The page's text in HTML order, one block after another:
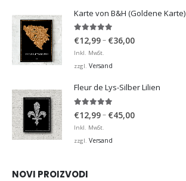
Karte von B&H (Goldene Karte)
4.98von 5
€12,99– €36,00Preisspanne:
Inkl. MwSt.
zzgl. Versand
Fleur de Lys-Silber Lilien
€12,99– €45,00Preisspanne:
Inkl. MwSt.
zzgl. Versand
NOVI PROIZVODI